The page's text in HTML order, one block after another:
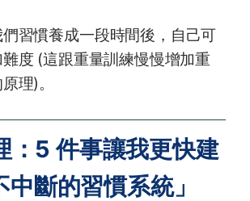
習慣養成一段時間後，自己可
度 (這跟重量訓練慢慢增加重
理)。
：5 件事讓我更快建
中斷的習慣系統」